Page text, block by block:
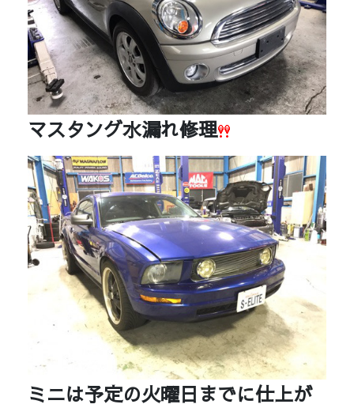
マスタング水漏れ修理
ミニは予定の火曜日までに仕上が